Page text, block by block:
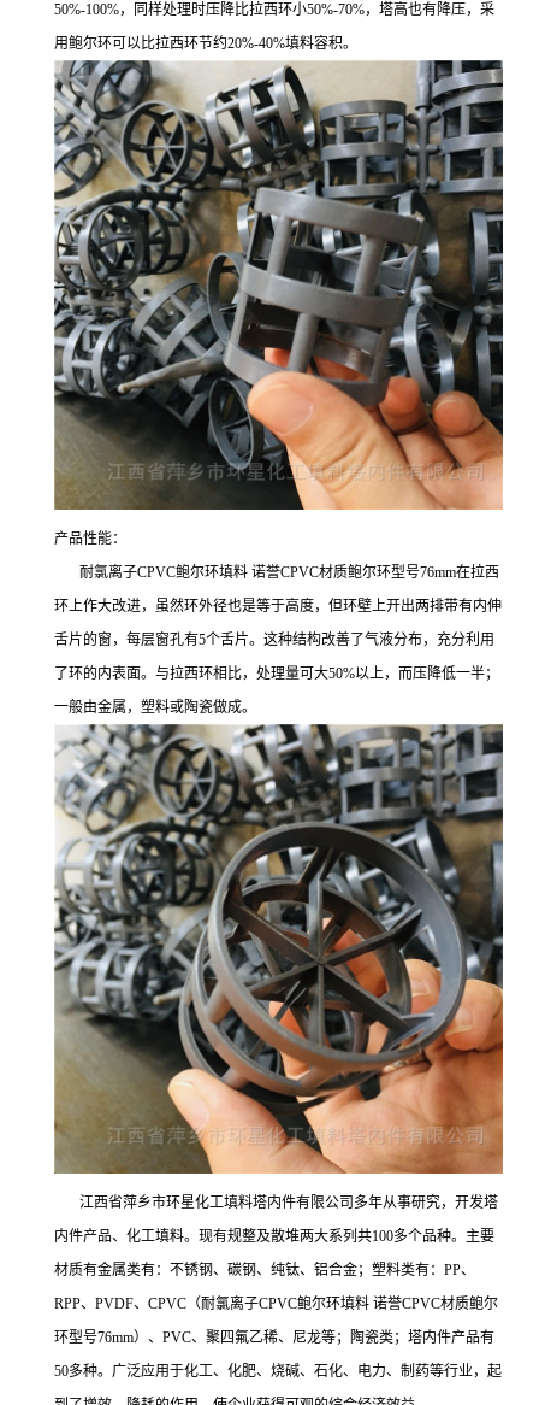
50%-100%，同样处理时压降比拉西环小50%-70%，塔高也有降压，采
用鲍尔环可以比拉西环节约20%-40%填料容积。
产品性能：
耐氯离子CPVC鲍尔环填料 诺誉CPVC材质鲍尔环型号76mm在拉西
环上作大改进，虽然环外径也是等于高度，但环壁上开出两排带有内伸
舌片的窗，每层窗孔有5个舌片。这种结构改善了气液分布，充分利用
了环的内表面。与拉西环相比，处理量可大50%以上，而压降低一半；
一般由金属，塑料或陶瓷做成。
江西省萍乡市环星化工填料塔内件有限公司多年从事研究，开发塔
内件产品、化工填料。现有规整及散堆两大系列共100多个品种。主要
材质有金属类有：不锈钢、碳钢、纯钛、铝合金；塑料类有：PP、
RPP、PVDF、CPVC（耐氯离子CPVC鲍尔环填料 诺誉CPVC材质鲍尔
环型号76mm）、PVC、聚四氟乙稀、尼龙等；陶瓷类；塔内件产品有
50多种。广泛应用于化工、化肥、烧碱、石化、电力、制药等行业，起